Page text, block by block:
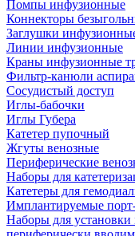
Помпы инфузионные
Коннекторы
Заглушки
Линии инфузионные
Краны инфузионные
Фильтр-канюли
Сосудистый доступ
Иглы-бабочки
Иглы Губера
Катетер пупочный
Жгуты венозные
Периферические
Наборы для
Катетеры для
Имплантируемые
Наборы для установки